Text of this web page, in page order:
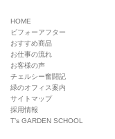
HOME
ビフォーアフター
おすすめ商品
お仕事の流れ
お客様の声
チェルシー奮闘記
緑のオフィス案内
サイトマップ
採用情報
T’s GARDEN SCHOOL